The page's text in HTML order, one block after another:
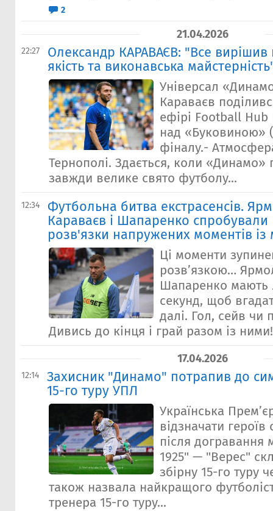
2
21.04.2026
22:27
Олександр КАРАВАЄВ: "Все вирішив
якість та виконавська
Універсал
Караваєв
ефірі Football Hub
над «Буковиною»
фіналу.-
Тернополі. Здається, коли «Динамо»
завжди велике свято футболу...
12:34
Футбольна битва екстрасенсів.
Караваєв і Шапаренко спробували
розв'язки напружених моментів із
Ці моменти
розв’язкою…
Шапаренко мають
секунд, щоб
далі. Гол, сейв чи
Дивись до кінця і грай разом із ними!
17.04.2026
12:14
Захисник "Динамо" потрапив до
15-го туру УПЛ
Українська
відзначати героїв
після догравання
1925" — "Верес"
збірну 15-го туру
також назвала найкращого
тренера 15-го туру...